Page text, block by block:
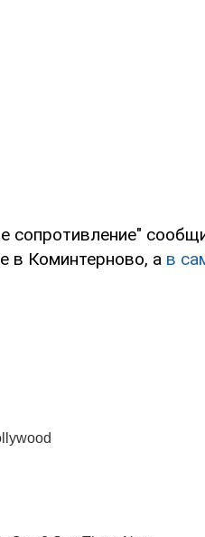
сопротивление"
в Коминтерново, а в